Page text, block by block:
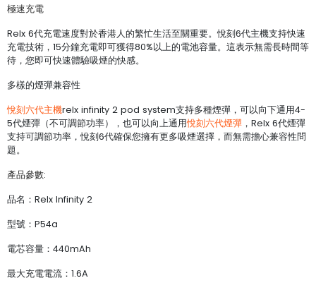
極速充電
Relx 6代充電速度對於香港人的繁忙生活至關重要。悅刻6代主機支持快速
充電技術，15分鐘充電即可獲得80%以上的電池容量。這表示無需長時間等
待，您即可快速體驗吸煙的快感。
多樣的煙彈兼容性
悅刻六代主機relx infinity 2 pod system支持多種煙彈，可以向下通用4-
5代煙彈（不可調節功率），也可以向上通用悅刻六代煙彈 ，Relx 6代煙彈
支持可調節功率，悅刻6代確保您擁有更多吸煙選擇，而無需擔心兼容性問
題。
產品參數:
品名：Relx Infinity 2
型號：P54a
電芯容量：440mAh
最大充電電流：1.6A